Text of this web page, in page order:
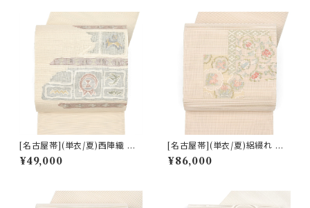
[名古屋帯](単衣/夏)西陣織 名
門 都 謹製 手織 櫛織 壁画文様
八寸帯 絹 日本製(商品番号:22
¥49,000
[名古屋帯](単衣/夏)絽綴れ 西
陣 老舗 都 謹製 名物裂 八寸帯
正絹 日本製(商品番号:22372)
¥86,000